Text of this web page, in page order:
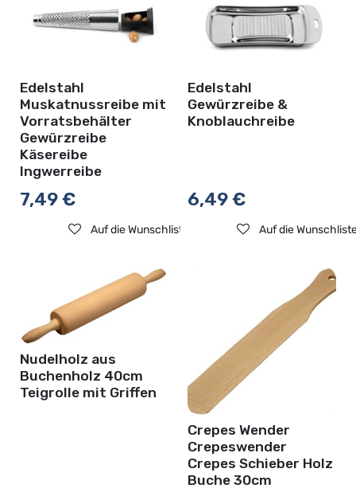
Edelstahl
Muskatnussreibe mit
Vorratsbehälter
Gewürzreibe
Käsereibe
Ingwerreibe
7,49€
Auf die Wunschliste
Edelstahl
Gewürzreibe &
Knoblauchreibe
6,49€
Auf die
Nudelholz aus
Buchenholz 40cm
Teigrolle mit Griffen
Crepes Wender
Crepeswender
Crepes Schieber Holz
Buche 30cm